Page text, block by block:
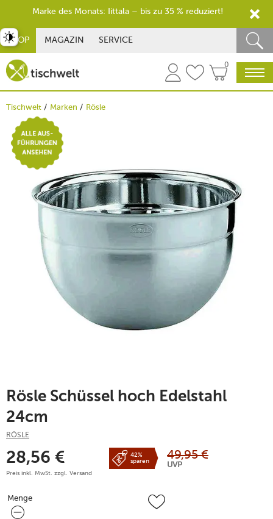
SHOP MAGAZIN SERVICE
0
Tischwelt Marken Rösle
Rösle Schüssel hoch Edelstahl
24cm
RÖSLE
28,56 €
Preis inkl. MwSt. zzgl. Versand
42%
sparen
49,95 €
UVP
Menge
Menge
umschalten
Marke des Monats: Iittala – bis zu 35 % reduziert!